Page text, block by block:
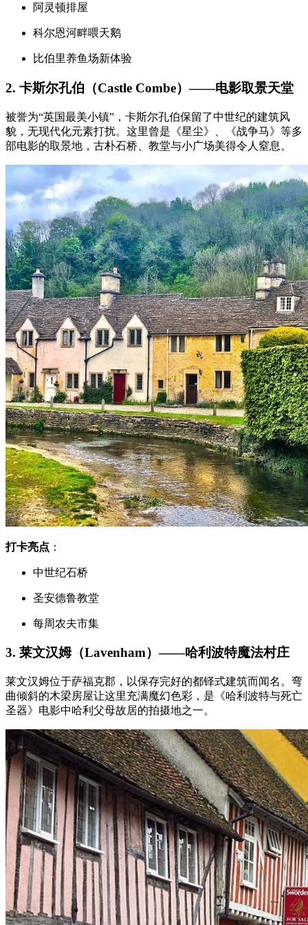
阿灵顿排屋
科尔恩河畔喂天鹅
比伯里养鱼场新体验
2. 卡斯尔孔伯（Castle Combe）——电影取景天堂
被誉为“英国最美小镇”，卡斯尔孔伯保留了中世纪的建筑风
貌，无现代化元素打扰。这里曾是《星尘》、《战争马》等多
部电影的取景地，古朴石桥、教堂与小广场美得令人窒息。
打卡亮点 ：
中世纪石桥
圣安德鲁教堂
每周农夫市集
3. 莱文汉姆（Lavenham）——哈利波特魔法村庄
莱文汉姆位于萨福克郡，以保存完好的都铎式建筑而闻名。弯
曲倾斜的木梁房屋让这里充满魔幻色彩，是《哈利波特与死亡
圣器》电影中哈利父母故居的拍摄地之一。